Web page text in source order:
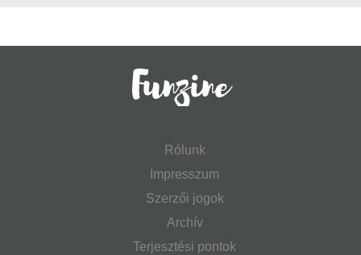
Rólunk
Impresszum
Szerzői jogok
Archív
Terjesztési pontok